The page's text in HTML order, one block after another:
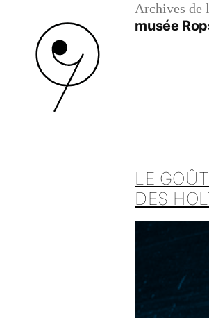
Archives de
musée
LE
DES